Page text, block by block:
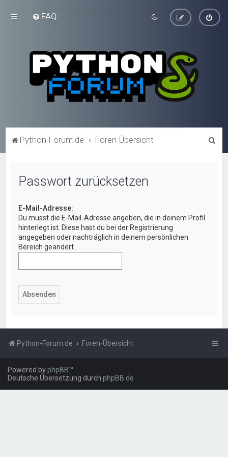
FAQ
Python-Forum.de Foren-Übersicht
Passwort zurücksetzen
E-Mail-Adresse:
Du musst die E-Mail-Adresse angeben, die in deinem Profil
hinterlegt ist. Diese hast du bei der Registrierung
angegeben oder nachträglich in deinem persönlichen
Bereich geändert.
Python-Forum.de Foren-Übersicht
Powered byphpBB™
Deutsche Übersetzung durch phpBB.de